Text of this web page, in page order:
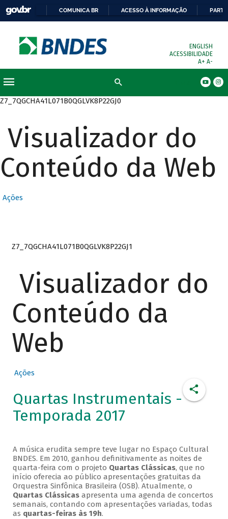
COMUNICA BR ACESSO À INFORMAÇÃO
ENGLISH
ACESSIBILIDADE
A+ A-
Z7_7QGCHA41L071B0QGLVK8P22GJ0
Visualizador do
Conteúdo da Web
Ações
Z7_7QGCHA41L071B0QGLVK8P22GJ1
Visualizador do
Conteúdo da
Web
Ações
Quartas Instrumentais -
Temporada 2017
A música erudita sempre teve lugar no Espaço Cultural
BNDES. Em 2010, ganhou definitivamente as noites de
quarta-feira com o projeto Quartas Clássicas, que no
início oferecia ao público apresentações gratuitas da
Orquestra Sinfônica Brasileira (OSB). Atualmente, o
Quartas Clássicasapresenta uma agenda de concertos
semanais, contando com apresentações variadas, todas
as quartas-feiras às 19h.